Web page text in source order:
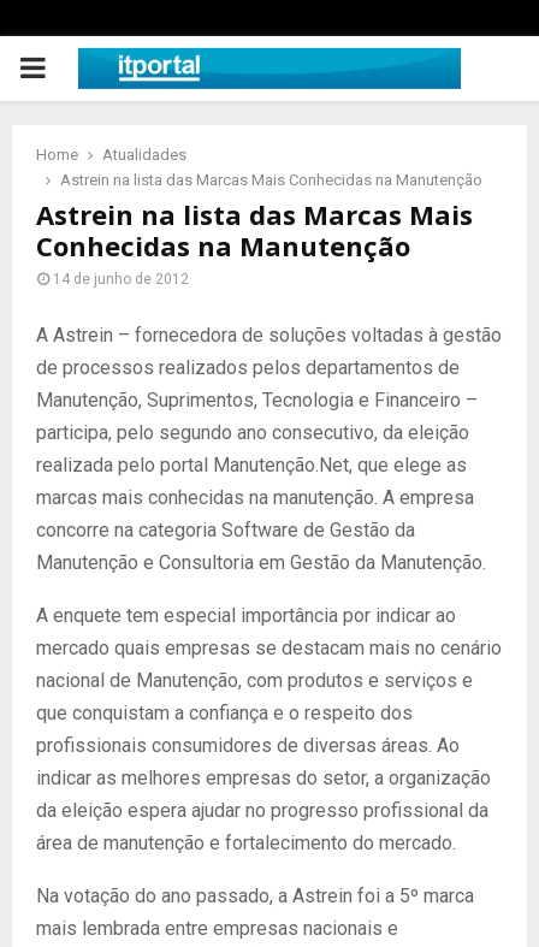
PRIMARY
Home
Atualidades
Astrein na lista das Marcas Mais Conhecidas na Manutenção
Astrein na lista das Marcas Mais
Conhecidas na Manutenção
14 de junho de 2012
A Astrein – fornecedora de soluções voltadas à gestão
de processos realizados pelos departamentos de
Manutenção, Suprimentos, Tecnologia e Financeiro –
participa, pelo segundo ano consecutivo, da eleição
realizada pelo portal Manutenção.Net, que elege as
marcas mais conhecidas na manutenção. A empresa
concorre na categoria Software de Gestão da
Manutenção e Consultoria em Gestão da Manutenção.
A enquete tem especial importância por indicar ao
mercado quais empresas se destacam mais no cenário
nacional de Manutenção, com produtos e serviços e
que conquistam a confiança e o respeito dos
profissionais consumidores de diversas áreas. Ao
indicar as melhores empresas do setor, a organização
da eleição espera ajudar no progresso profissional da
área de manutenção e fortalecimento do mercado.
Na votação do ano passado, a Astrein foi a 5º marca
mais lembrada entre empresas nacionais e